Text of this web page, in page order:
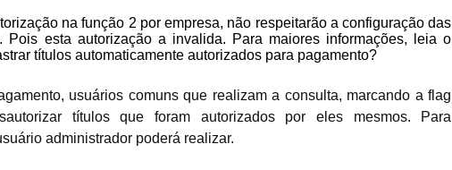
na função 2 por empresa, não respeitarão a configuração das
Pois esta autorização a invalida. Para maiores informações, leia o
títulos automaticamente autorizados para pagamento?
usuários comuns que realizam a consulta, marcando a flag
títulos que foram autorizados por eles mesmos. Para
administrador poderá realizar.